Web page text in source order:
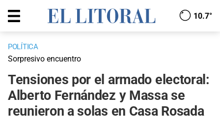
10.7°
POLÍTICA
Sorpresivo encuentro
Tensiones por el armado electoral:
Alberto Fernández y Massa se
reunieron a solas en Casa Rosada